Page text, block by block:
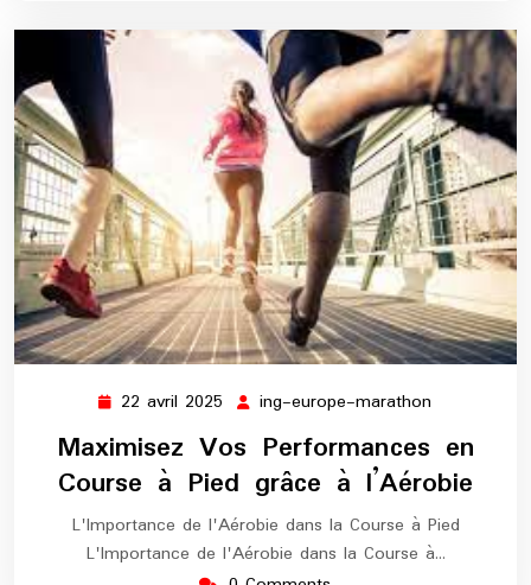
22 avril 2025 22
2025
ing-europe-marathon
marathon
Maximisez Vos Performances en
Course à Pied grâce à l’Aérobie
L'Importance de l'Aérobie dans la Course à Pied
L'Importance de l'Aérobie dans la Course à…